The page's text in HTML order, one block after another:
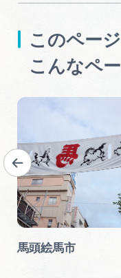
このペー
こんなペ
馬頭絵馬市